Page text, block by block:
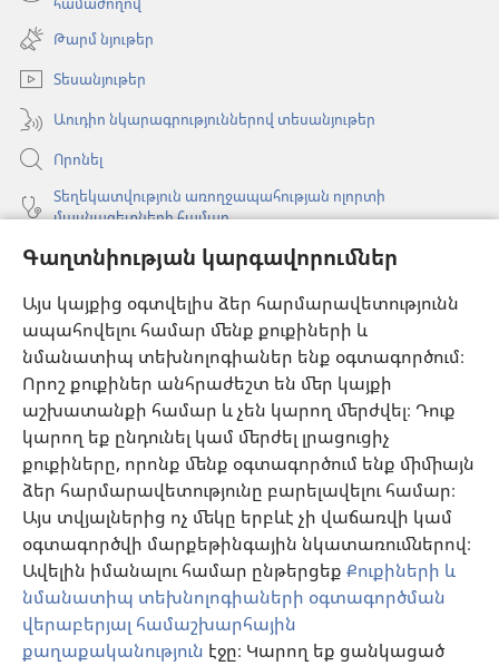
Գաղտնիության կարգավորումներ
Այս կայքից օգտվելիս ձեր հարմարավետությունն
ապահովելու համար մենք քուքիների և
նմանատիպ տեխնոլոգիաներ ենք օգտագործում։
Որոշ քուքիներ անհրաժեշտ են մեր կայքի
աշխատանքի համար և չեն կարող մերժվել։ Դուք
կարող եք ընդունել կամ մերժել լրացուցիչ
քուքիները, որոնք մենք օգտագործում ենք միմիայն
ձեր հարմարավետությունը բարելավելու համար։
Այս տվյալներից ոչ մեկը երբևէ չի վաճառվի կամ
օգտագործվի մարքեթինգային նկատառումներով։
Ավելին իմանալու համար ընթերցեք Քուքիների և
նմանատիպ տեխնոլոգիաների օգտագործման
վերաբերյալ համաշխարհային
քաղաքականություն էջը։ Կարող եք ցանկացած
պատուհան)
նոր
պատուհան)
Թարմ նյութեր
Տեսանյութեր
Աուդիո նկարագրություններով տեսանյութեր
Որոնել
Տեղեկատվություն առողջապահության ոլորտի
մասնագետների համար
Գլոբալ հաղորդակցություն
Օգնություն
Նվիրատվություններ
(բացվում
է
նոր
պատուհան)
Դիտարանի ՕՆԼԱՅՆ ԳՐԱԴԱՐԱՆ
(բացվում
է
նոր
պատուհան)
JW Hub
(բացվում
է
նոր
պատուհան)
JW Library® հավելված
Watchtower Library